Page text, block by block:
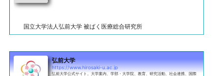
国立大学法人弘前大学 被ばく医療総合研究所
弘前大学
https://www.hirosaki-u.ac.jp
弘前大学公式サイト。大学案内、学部・大学院、教育、研究活動、社会連携、国際